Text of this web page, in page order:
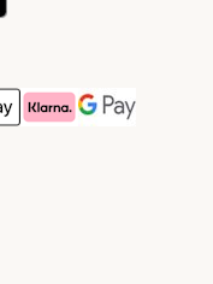
Method
Method
Pay Payment Method
Klarna Payment Method
Google Pay